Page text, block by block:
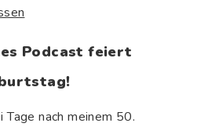
Podcast feiert
nach meinem 50.